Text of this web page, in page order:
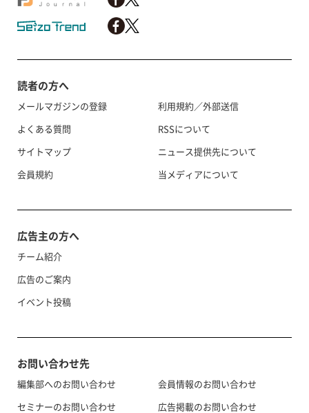
読者の方へ
メールマガジンの登録
よくある質問
サイトマップ
会員規約
利用規約／外部送信
RSSについて
ニュース提供先について
当メディアについて
広告主の方へ
チーム紹介
広告のご案内
イベント投稿
お問い合わせ先
編集部へのお問い合わせ
セミナーのお問い合わせ
会員情報のお問い合わせ
広告掲載のお問い合わせ